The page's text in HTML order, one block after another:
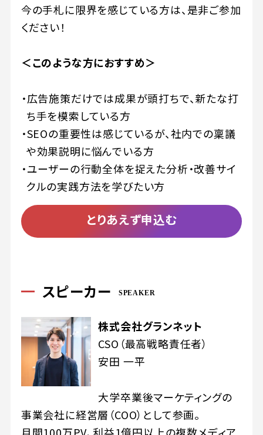
今の手札に限界を感じている方は、是非ご参加
ください！
＜このような方におすすめ＞
広告施策だけでは成果が頭打ちで、新たな打
ち手を模索している方
SEOの重要性は感じているが、社内での稟議
や効果説明に悩んでいる方
ユーザーの行動全体を捉えた分析・改善サイ
クルの実践方法を学びたい方
とりあえず申込む
スピーカー SPEAKER
株式会社グランネット
CSO（最高戦略責任者）
安田 一平
大学卒業後マーケティングの
事業会社に経営層（COO）として参画。